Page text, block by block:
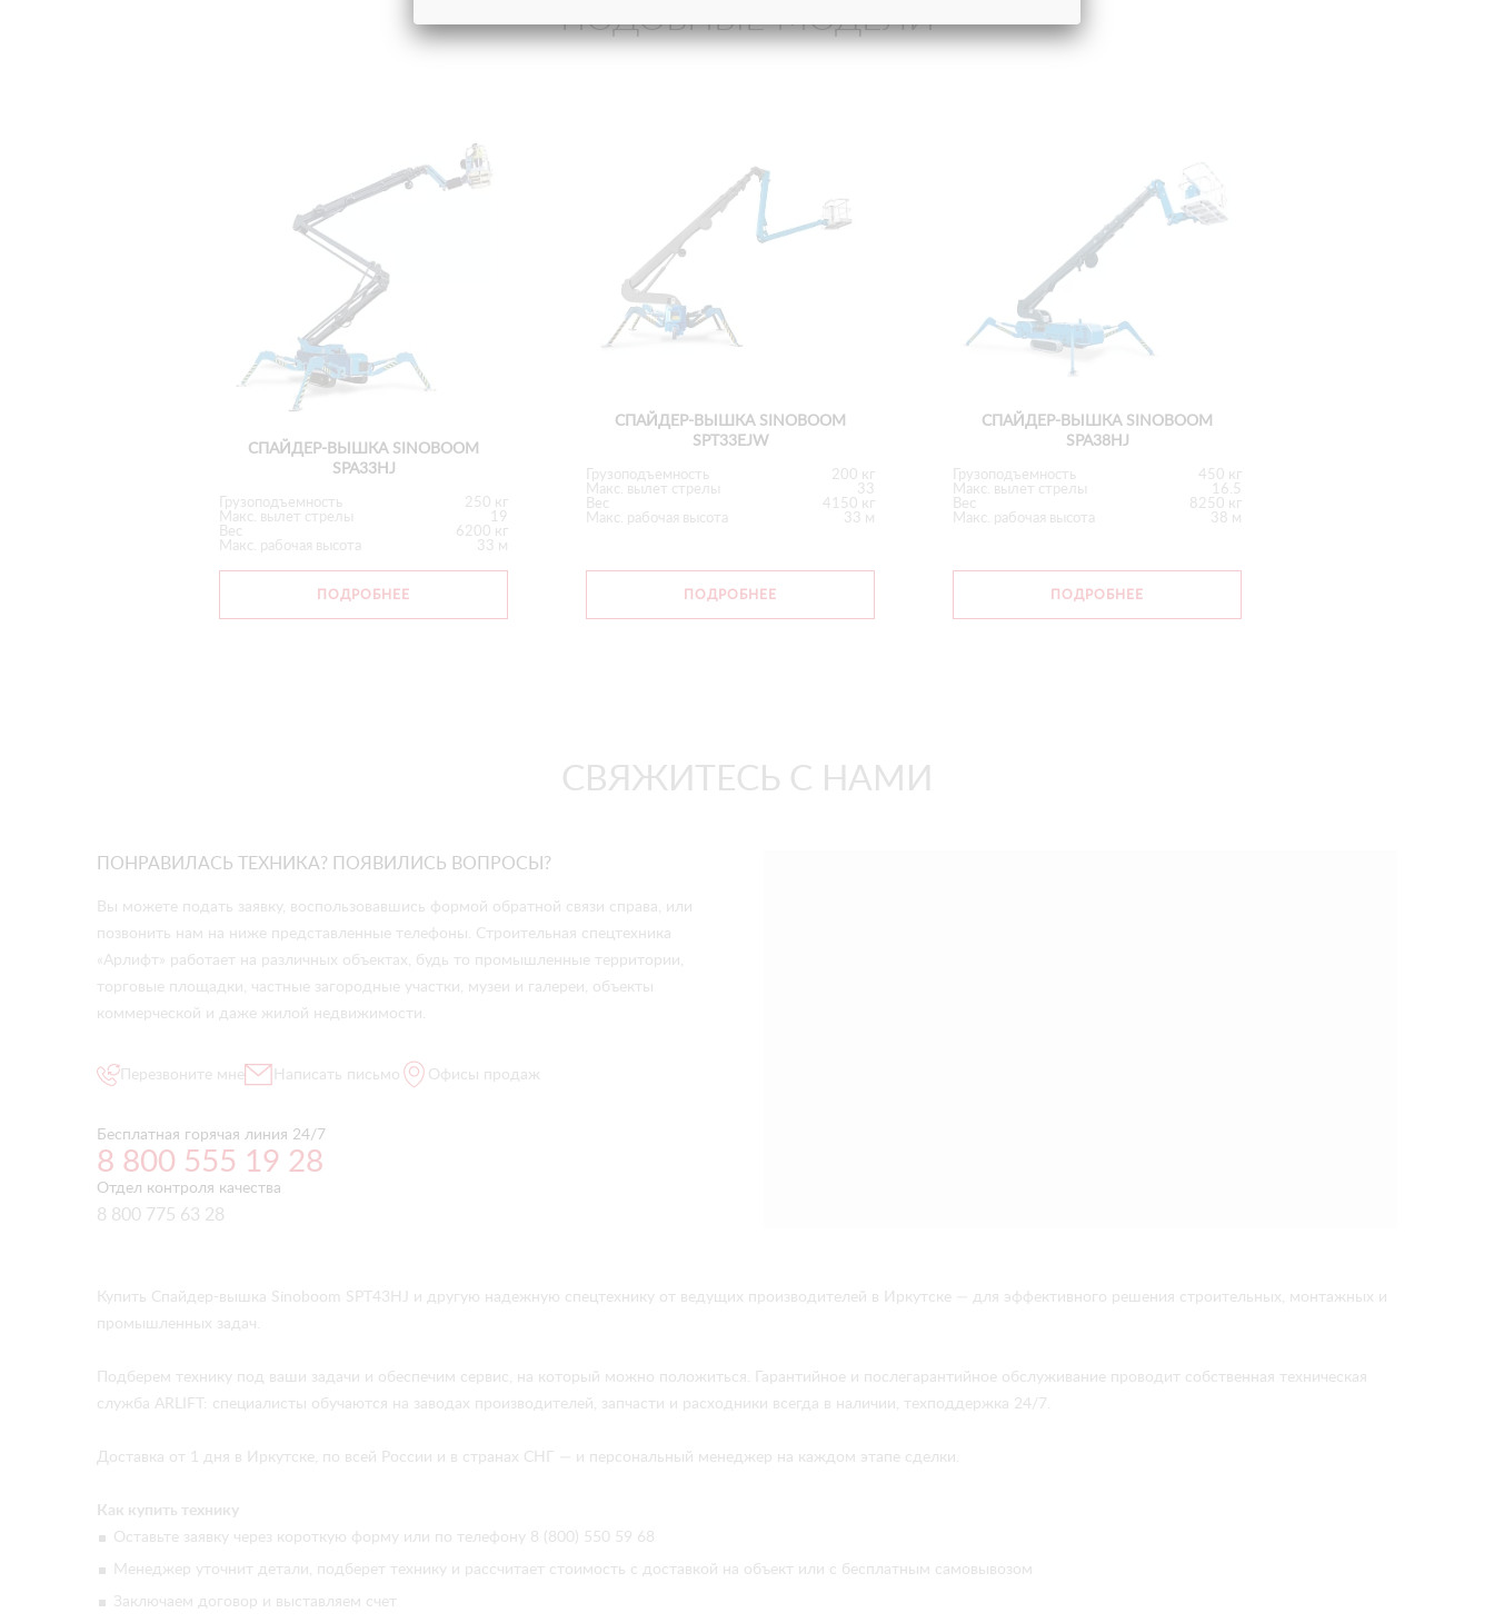
ПОДОБНЫЕ МОДЕЛИ
СПАЙДЕР-ВЫШКА SINOBOOM
SPA33HJ
Грузоподъемность
250 кг
Макс. вылет стрелы
19
Вес
6200 кг
Макс. рабочая высота
33 м
ПОДРОБНЕЕ
СПАЙДЕР-ВЫШКА SINOBOOM
SPT33EJW
Грузоподъемность
200 кг
Макс. вылет стрелы
33
Вес
4150 кг
Макс. рабочая высота
33 м
ПОДРОБНЕЕ
СПАЙДЕР-ВЫШКА SINOBOOM
SPA38HJ
Грузоподъемность
450 кг
Макс. вылет стрелы
16.5
Вес
8250 кг
Макс. рабочая высота
38 м
ПОДРОБНЕЕ
СВЯЖИТЕСЬ С НАМИ
ПОНРАВИЛАСЬ ТЕХНИКА? ПОЯВИЛИСЬ ВОПРОСЫ?
Вы можете подать заявку, воспользовавшись формой обратной связи справа, или
позвонить нам на ниже представленные телефоны. Строительная спецтехника
«Арлифт» работает на различных объектах, будь то промышленные территории,
торговые площадки, частные загородные участки, музеи и галереи, объекты
коммерческой и даже жилой недвижимости.
Перезвоните мне Написать письмо Офисы продаж
Бесплатная горячая линия 24/7
8 800 555 19 28
Отдел контроля качества
8 800 775 63 28
Купить Спайдер-вышка Sinoboom SPT43HJ и другую надежную спецтехнику от ведущих производителей в Иркутске — для эффективного решения строительных, монтажных и
промышленных задач.
Подберем технику под ваши задачи и обеспечим сервис, на который можно положиться. Гарантийное и послегарантийное обслуживание проводит собственная техническая
служба ARLIFT: специалисты обучаются на заводах производителей, запчасти и расходники всегда в наличии, техподдержка 24/7.
Доставка от 1 дня в Иркутске, по всей России и в странах СНГ — и персональный менеджер на каждом этапе сделки.
Как купить технику
Оставьте заявку через короткую форму или по телефону 8 (800) 550 59 68
Менеджер уточнит детали, подберет технику и рассчитает стоимость с доставкой на объект или с бесплатным самовывозом
Заключаем договор и выставляем счет